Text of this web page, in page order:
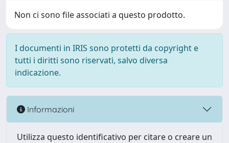
Non ci sono file associati a questo prodotto.
I documenti in IRIS sono protetti da copyright e
tutti i diritti sono riservati, salvo diversa
indicazione.
Informazioni
Utilizza questo identificativo per citare o creare un